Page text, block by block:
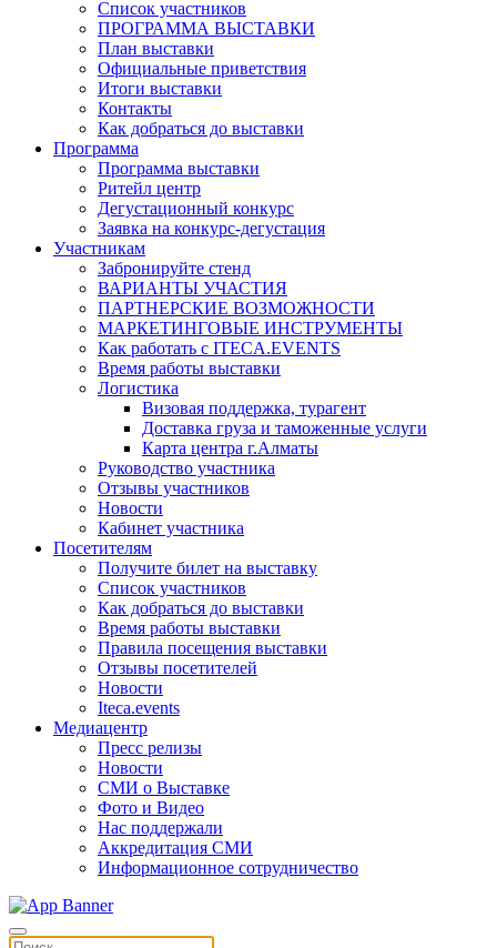
Список участников
ПРОГРАММА ВЫСТАВКИ
План выставки
Официальные приветствия
Итоги выставки
Контакты
Как добраться до выставки
Программа
Программа выставки
Ритейл центр
Дегустационный конкурс
Заявка на конкурс-дегустация
Участникам
Забронируйте стенд
ВАРИАНТЫ УЧАСТИЯ
ПАРТНЕРСКИЕ ВОЗМОЖНОСТИ
МАРКЕТИНГОВЫЕ ИНСТРУМЕНТЫ
Как работать с ITECA.EVENTS
Время работы выставки
Логистика
Визовая поддержка, турагент
Доставка груза и таможенные услуги
Карта центра г.Алматы
Руководство участника
Отзывы участников
Новости
Кабинет участника
Посетителям
Получите билет на выставку
Список участников
Как добраться до выставки
Время работы выставки
Правила посещения выставки
Отзывы посетителей
Новости
Iteca.events
Медиацентр
Пресс релизы
Новости
СМИ о Выставке
Фото и Видео
Нас поддержали
Аккредитация СМИ
Информационное сотрудничество